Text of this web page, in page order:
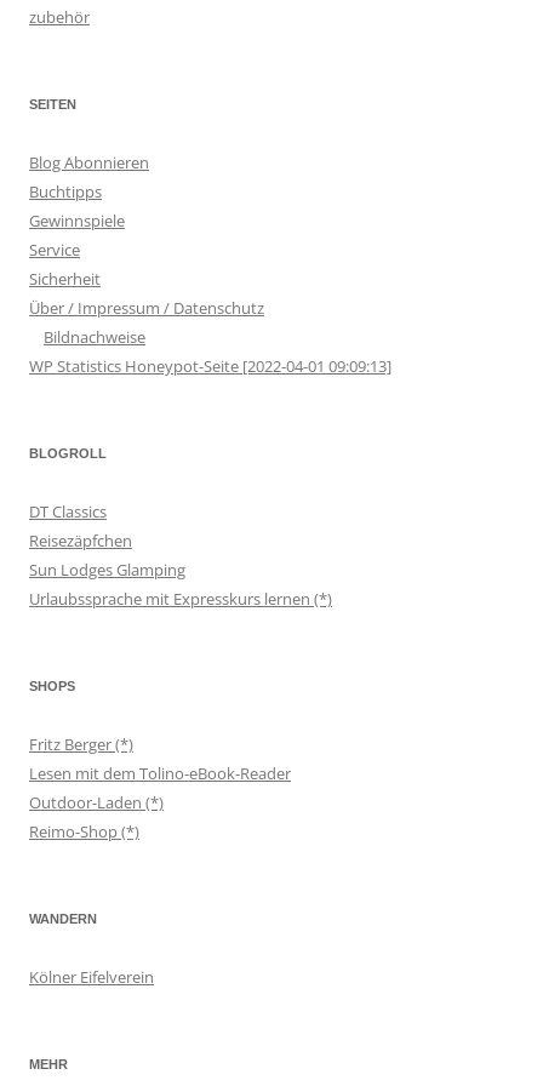
zubehör
SEITEN
Blog Abonnieren
Buchtipps
Gewinnspiele
Service
Sicherheit
Über / Impressum / Datenschutz
Bildnachweise
WP Statistics Honeypot-Seite [2022-04-01 09:09:13]
BLOGROLL
DT Classics
Reisezäpfchen
Sun Lodges Glamping
Urlaubssprache mit Expresskurs lernen (*)
SHOPS
Fritz Berger (*)
Lesen mit dem Tolino-eBook-Reader
Outdoor-Laden (*)
Reimo-Shop (*)
WANDERN
Kölner Eifelverein
MEHR